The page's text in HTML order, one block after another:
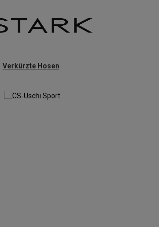
Verkürzte Hosen